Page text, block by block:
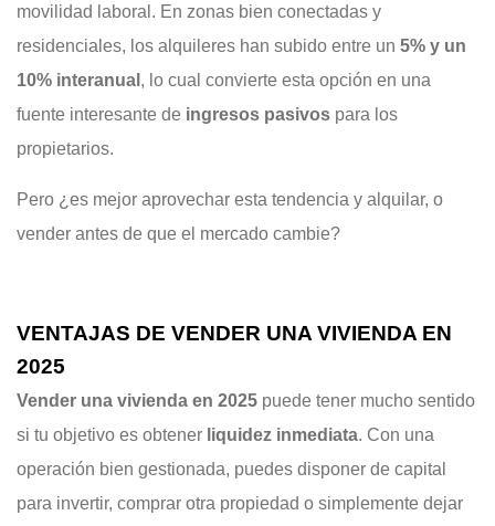
movilidad laboral. En zonas bien conectadas y
residenciales, los alquileres han subido entre un 5% y un
10% interanual , lo cual convierte esta opción en una
fuente interesante de ingresos pasivos para los
propietarios.
Pero ¿es mejor aprovechar esta tendencia y alquilar, o
vender antes de que el mercado cambie?
VENTAJAS DE VENDER UNA VIVIENDA EN
2025
Vender una vivienda en 2025 puede tener mucho sentido
si tu objetivo es obtener liquidez inmediata. Con una
operación bien gestionada, puedes disponer de capital
para invertir, comprar otra propiedad o simplemente dejar